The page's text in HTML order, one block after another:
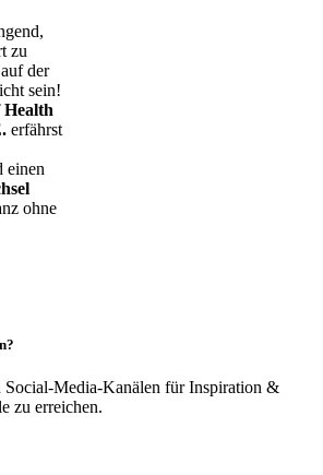
zu
der
sein!
erfährst
einen
ohne
Social-Media-Kanälen für Inspiration &
zu erreichen.